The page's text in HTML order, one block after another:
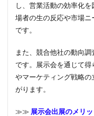
し、営業活動の効率化
場者の生の反応や市場
です。
また、競合他社の動向
です。展示会を通じて
やマーケティング戦略
がります。
≫≫ 展示会出展のメリ